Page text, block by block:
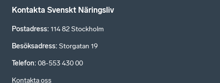
Kontakta Svenskt Näringsliv
Postadress: 114 82 Stockholm
Besöksadress: Storgatan 19
Telefon: 08-553 430 00
Kontakta oss